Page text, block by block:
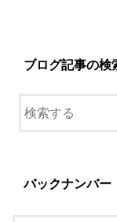
ブログ記事の検
バックナンバー